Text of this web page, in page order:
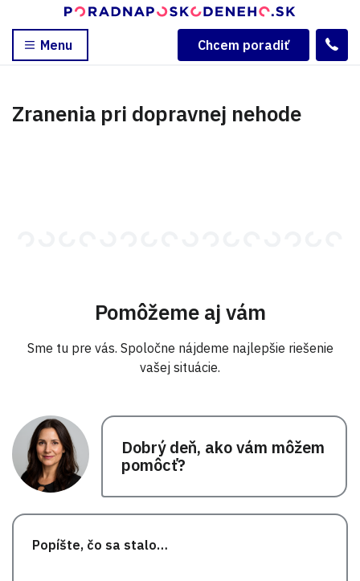
Menu Chcem poradiť
Zranenia pri dopravnej nehode
Pomôžeme aj vám
Sme tu pre vás. Spoločne nájdeme najlepšie riešenie
vašej situácie.
Dobrý deň, ako vám môžem
pomôcť?